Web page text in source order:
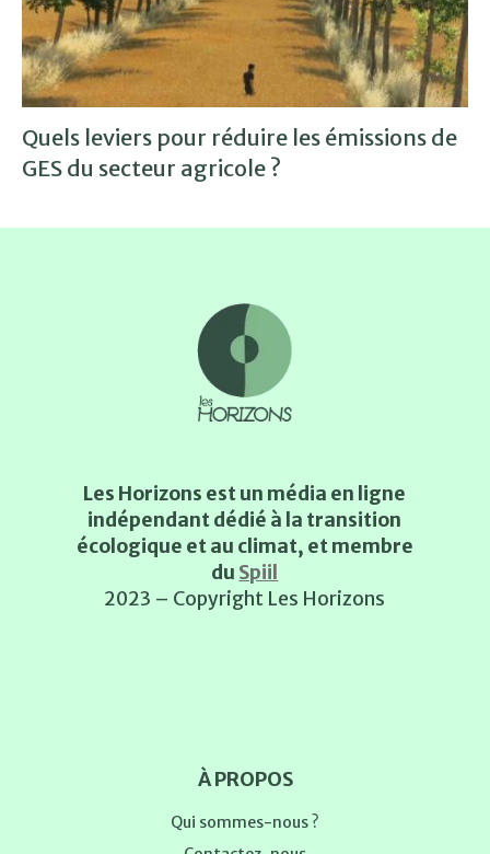
Quels leviers pour réduire les émissions de
GES du secteur agricole ?
Les Horizons est un média en ligne
indépendant dédié à la transition
écologique et au climat, et membre
du Spiil
2023 – Copyright Les Horizons
À PROPOS
Qui sommes-nous ?